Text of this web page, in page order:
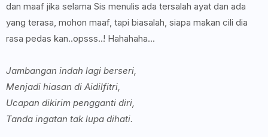
dan maaf jika selama Sis menulis ada tersalah ayat dan ada
yang terasa, mohon maaf, tapi biasalah, siapa makan cili dia
rasa pedas kan..opsss..! Hahahaha...
Jambangan indah lagi berseri,
Menjadi hiasan di Aidilfitri,
Ucapan dikirim pengganti diri,
Tanda ingatan tak lupa dihati.